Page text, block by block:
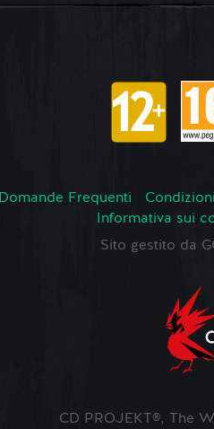
Domande Frequenti
Informativa sui
Sito gestito da
CD PROJEKT®, The